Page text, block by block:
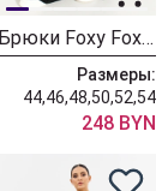
Брюки Foxy Fox 1609
Размеры:
44,46,48,50,52,54
248 BYN